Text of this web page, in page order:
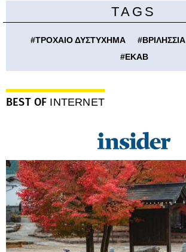
TAGS
#ΤΡΟΧΑΙΟ ΔΥΣΤΥΧΗΜΑ #ΒΡΙΛΗΣΣΙΑ
#ΕΚΑΒ
BEST OF INTERNET